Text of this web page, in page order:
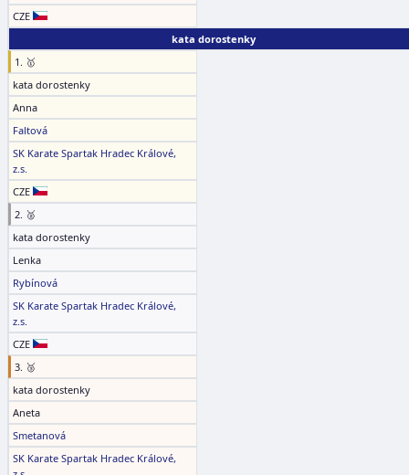
CZE
kata dorostenky
1. 🥇
kata dorostenky
Anna
Faltová
SK Karate Spartak Hradec Králové,
z.s.
CZE
2. 🥈
kata dorostenky
Lenka
Rybínová
SK Karate Spartak Hradec Králové,
z.s.
CZE
3. 🥉
kata dorostenky
Aneta
Smetanová
SK Karate Spartak Hradec Králové,